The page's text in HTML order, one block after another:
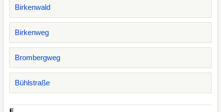
Birkenwald
Birkenweg
Brombergweg
Bühlstraße